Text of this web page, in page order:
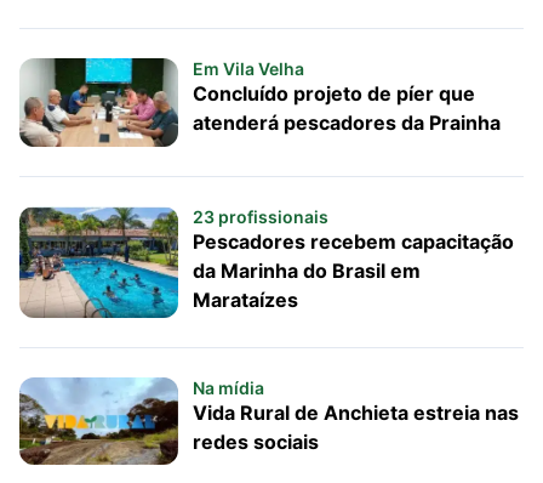
Em Vila Velha
Concluído projeto de píer que
atenderá pescadores da Prainha
23 profissionais
Pescadores recebem capacitação
da Marinha do Brasil em
Marataízes
Na mídia
Vida Rural de Anchieta estreia nas
redes sociais